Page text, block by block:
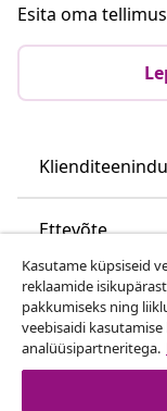
Esita oma
Ettevõte
vidaXL
Vaata rohkem
Kasutame küpsiseid
reklaamide
pakkumiseks ning
veebisaidi
analüüsipartneritega.